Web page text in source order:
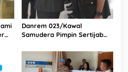
Danrem 023/Kawal
Samudera Pimpin Sertijab